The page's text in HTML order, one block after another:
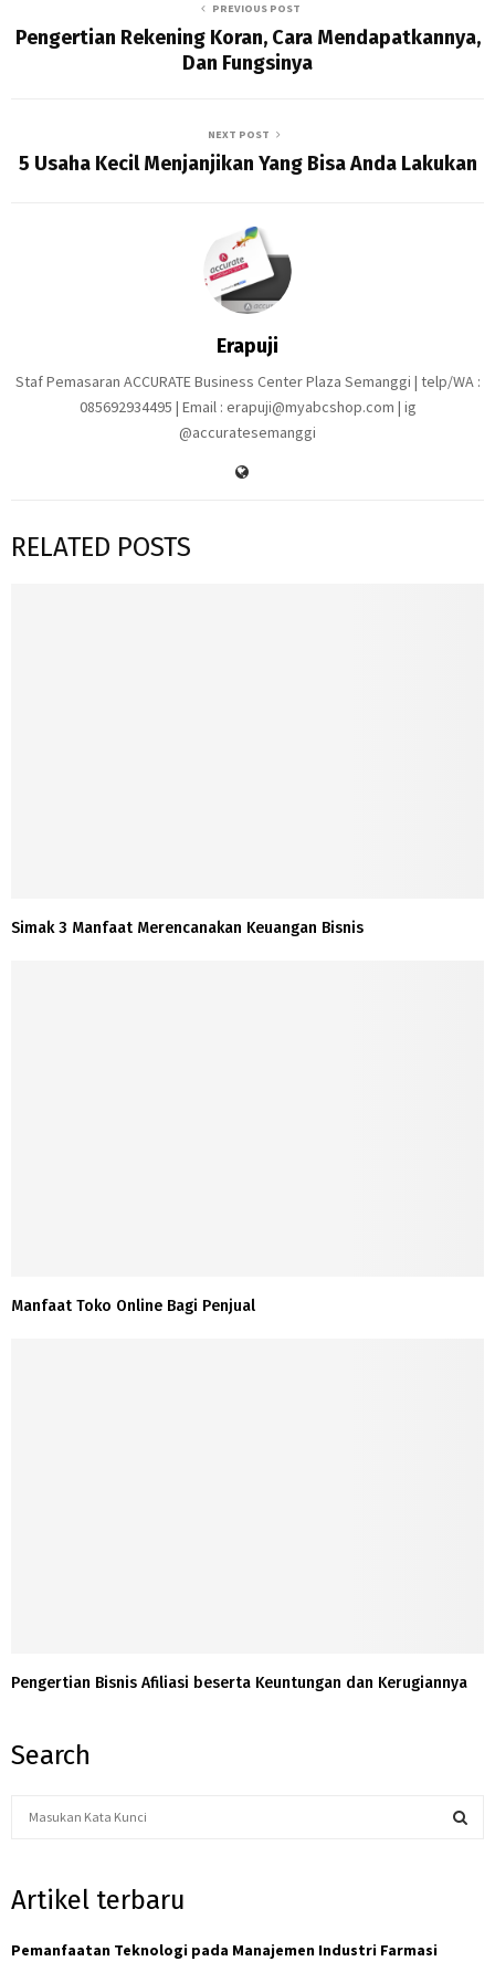
PREVIOUS POST
Pengertian Rekening Koran, Cara Mendapatkannya,
Dan Fungsinya
NEXT POST
5 Usaha Kecil Menjanjikan Yang Bisa Anda Lakukan
Erapuji
Staf Pemasaran ACCURATE Business Center Plaza Semanggi | telp/WA :
085692934495 | Email : erapuji@myabcshop.com | ig
@accuratesemanggi
RELATED POSTS
Simak 3 Manfaat Merencanakan Keuangan Bisnis
Manfaat Toko Online Bagi Penjual
Pengertian Bisnis Afiliasi beserta Keuntungan dan Kerugiannya
Search
c
f
Artikel terbaru
Pemanfaatan Teknologi pada Manajemen Industri Farmasi